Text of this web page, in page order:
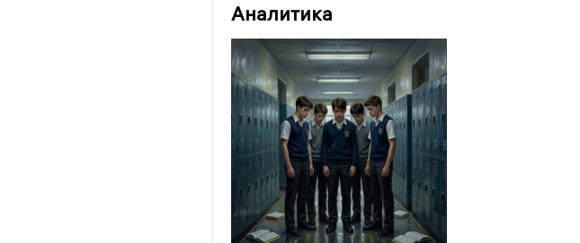
Аналитика